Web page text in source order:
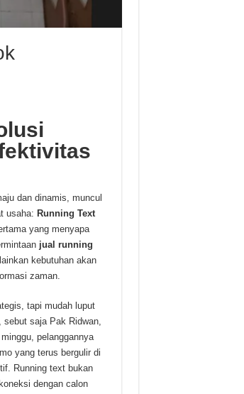
dan dinamis, muncul
usaha: Running Text
yang menyapa
jual running
kebutuhan akan
zaman.
tapi mudah luput
sebut saja Pak Ridwan,
pelanggannya
yang terus bergulir di
Running text bukan
dengan calon